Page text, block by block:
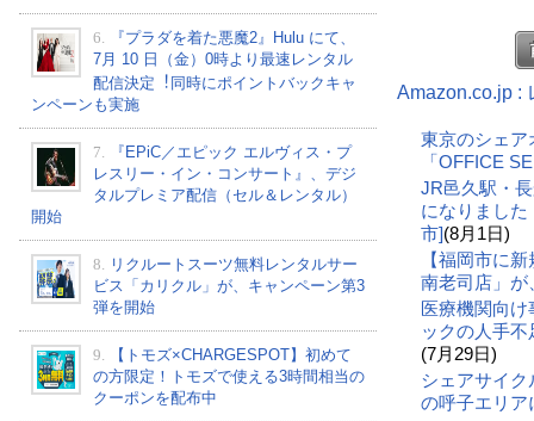
6.
『プラダを着た悪魔2』Hulu にて、
7⽉ 10 ⽇（金）0時より最速レンタル
配信決定︕同時にポイントバックキャ
ンペーンも実施
7.
『EPiC／エピック エルヴィス・プ
レスリー・イン・コンサート』、デジ
タルプレミア配信（セル＆レンタル）
開始
8.
リクルートスーツ無料レンタルサー
ビス「カリクル」が、キャンペーン第3
弾を開始
9.
【トモズ×CHARGESPOT】初めて
の方限定！トモズで使える3時間相当の
クーポンを配布中
Amazon.co.jp :
東京のシェア
「OFFICE
JR邑久駅・
になりました
市](8月1日)
【福岡市に
南老司店」が
医療機関向
ックの人手
(7月29日)
シェアサイ
の呼子エリア